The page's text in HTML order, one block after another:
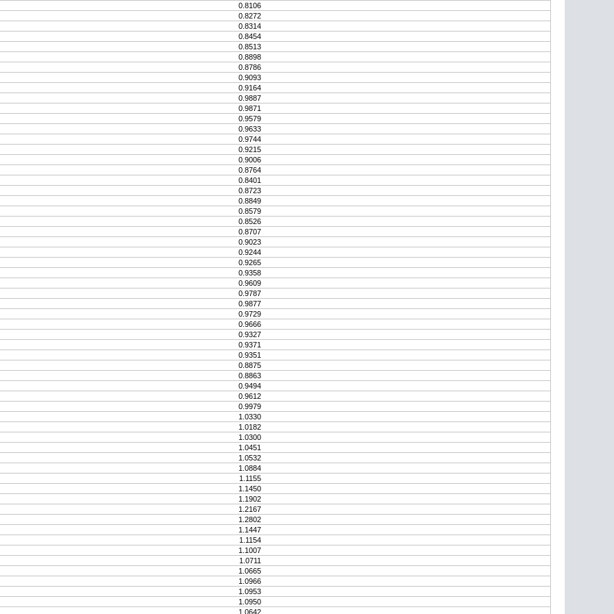
0.8106
0.8272
0.8314
0.8454
0.8513
0.8898
0.8786
0.9093
0.9164
0.9887
0.9871
0.9579
0.9633
0.9744
0.9215
0.9006
0.8764
0.8401
0.8723
0.8849
0.8579
0.8526
0.8707
0.9023
0.9244
0.9265
0.9358
0.9609
0.9787
0.9877
0.9729
0.9666
0.9327
0.9371
0.9351
0.8875
0.8863
0.9494
0.9612
0.9979
1.0330
1.0182
1.0300
1.0451
1.0532
1.0884
1.1155
1.1450
1.1902
1.2167
1.2802
1.1447
1.1154
1.1007
1.0711
1.0665
1.0966
1.0953
1.0950
1.0642